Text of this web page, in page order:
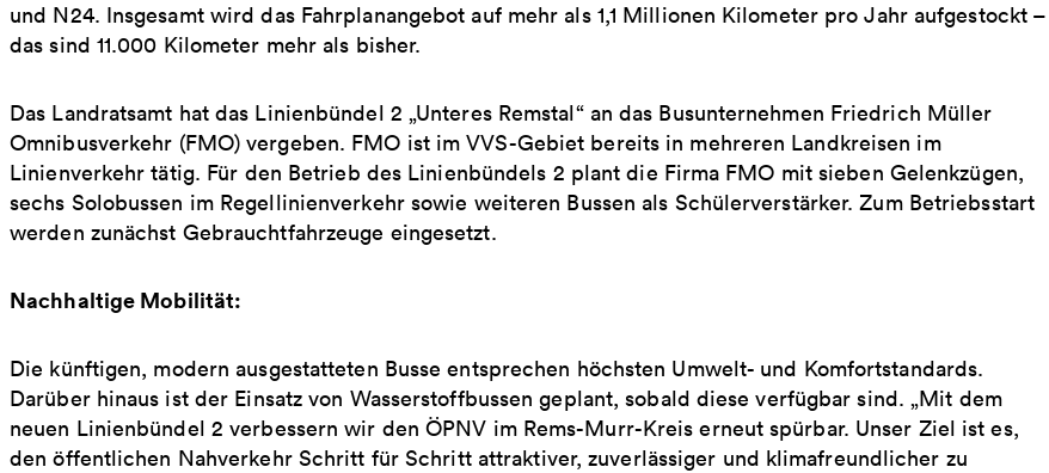
und N24. Insgesamt wird das Fahrplanangebot auf mehr als 1,1 Millionen Kilometer pro Jahr aufgestockt –
das sind 11.000 Kilometer mehr als bisher.
Das Landratsamt hat das Linienbündel 2 „Unteres Remstal“ an das Busunternehmen Friedrich Müller
Omnibusverkehr (FMO) vergeben. FMO ist im VVS-Gebiet bereits in mehreren Landkreisen im
Linienverkehr tätig. Für den Betrieb des Linienbündels 2 plant die Firma FMO mit sieben Gelenkzügen,
sechs Solobussen im Regellinienverkehr sowie weiteren Bussen als Schülerverstärker. Zum Betriebsstart
werden zunächst Gebrauchtfahrzeuge eingesetzt.
Nachhaltige Mobilität:
Die künftigen, modern ausgestatteten Busse entsprechen höchsten Umwelt- und Komfortstandards.
Darüber hinaus ist der Einsatz von Wasserstoffbussen geplant, sobald diese verfügbar sind. „Mit dem
neuen Linienbündel 2 verbessern wir den ÖPNV im Rems-Murr-Kreis erneut spürbar. Unser Ziel ist es,
den öffentlichen Nahverkehr Schritt für Schritt attraktiver, zuverlässiger und klimafreundlicher zu